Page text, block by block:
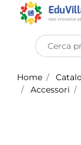
Home
Accessori